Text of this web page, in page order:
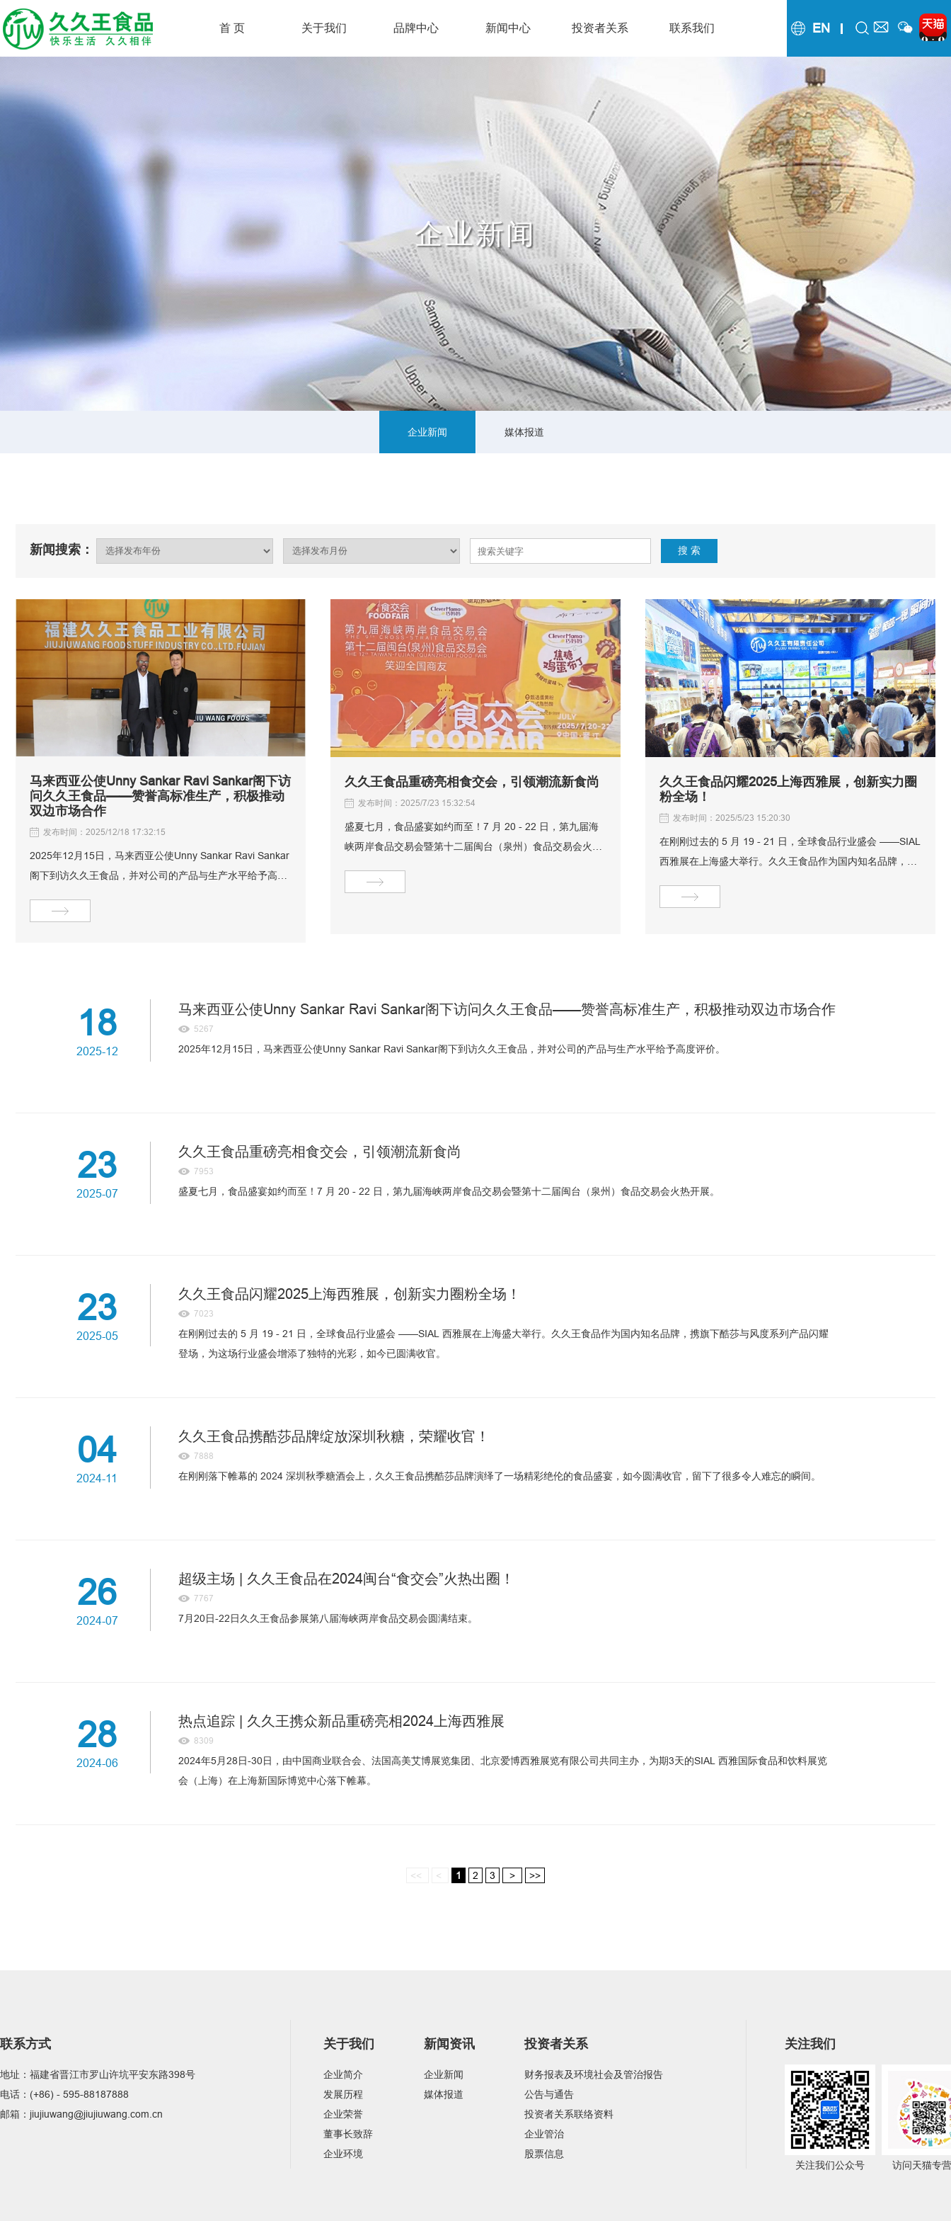
首 页 关于我们 品牌中心 新闻中心 投资者关系 联系我们 EN
企业新闻
企业新闻 媒体报道
新闻搜索：
马来西亚公使Unny Sankar Ravi Sankar阁下访
问久久王食品——赞誉高标准生产，积极推动
双边市场合作
发布时间：2025/12/18 17:32:15
2025年12月15日，马来西亚公使Unny Sankar Ravi Sankar
阁下到访久久王食品，并对公司的产品与生产水平给予高度
久久王食品重磅亮相食交会，引领潮流新食尚
发布时间：2025/7/23 15:32:54
盛夏七月，食品盛宴如约而至！7 月 20 - 22 日，第九届海
峡两岸食品交易会暨第十二届闽台（泉州）食品交易会火热
久久王食品闪耀2025上海西雅展，创新实力圈
粉全场！
发布时间：2025/5/23 15:20:30
在刚刚过去的 5 月 19 - 21 日，全球食品行业盛会 ——SIAL
西雅展在上海盛大举行。久久王食品作为国内知名品牌，携
独特的光彩，如今已圆满收官。
18
2025-12
马来西亚公使Unny Sankar Ravi Sankar阁下访问久久王食品——赞誉高标准生产，积极推动双边市场合作
5267
2025年12月15日，马来西亚公使Unny Sankar Ravi Sankar阁下到访久久王食品，并对公司的产品与生产水平给予高度评价。
23
2025-07
久久王食品重磅亮相食交会，引领潮流新食尚
7953
盛夏七月，食品盛宴如约而至！7 月 20 - 22 日，第九届海峡两岸食品交易会暨第十二届闽台（泉州）食品交易会火热开展。
23
2025-05
久久王食品闪耀2025上海西雅展，创新实力圈粉全场！
7023
在刚刚过去的 5 月 19 - 21 日，全球食品行业盛会 ——SIAL 西雅展在上海盛大举行。久久王食品作为国内知名品牌，携旗下酷莎与风度系列产品闪耀
登场，为这场行业盛会增添了独特的光彩，如今已圆满收官。
04
2024-11
久久王食品携酷莎品牌绽放深圳秋糖，荣耀收官！
7888
在刚刚落下帷幕的 2024 深圳秋季糖酒会上，久久王食品携酷莎品牌演绎了一场精彩绝伦的食品盛宴，如今圆满收官，留下了很多令人难忘的瞬间。
26
2024-07
超级主场 | 久久王食品在2024闽台“食交会”火热出圈！
7767
7月20日-22日久久王食品参展第八届海峡两岸食品交易会圆满结束。
28
2024-06
热点追踪 | 久久王携众新品重磅亮相2024上海西雅展
8309
2024年5月28日-30日，由中国商业联合会、法国高美艾博展览集团、北京爱博西雅展览有限公司共同主办，为期3天的SIAL 西雅国际食品和饮料展览
会（上海）在上海新国际博览中心落下帷幕。
<< < 1 2 3 > >>
联系方式
地址：福建省晋江市罗山许坑平安东路398号
电话：(+86) - 595-88187888
邮箱：jiujiuwang@jiujiuwang.com.cn
关于我们
企业简介
发展历程
企业荣誉
董事长致辞
企业环境
新闻资讯
企业新闻
媒体报道
投资者关系
财务报表及环境社会及管治报告
公告与通告
投资者关系联络资料
企业管治
股票信息
关注我们
关注我们公众号 访问天猫专